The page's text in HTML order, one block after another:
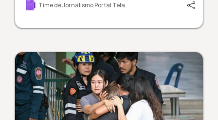
Time de Jornalismo Portal Tela